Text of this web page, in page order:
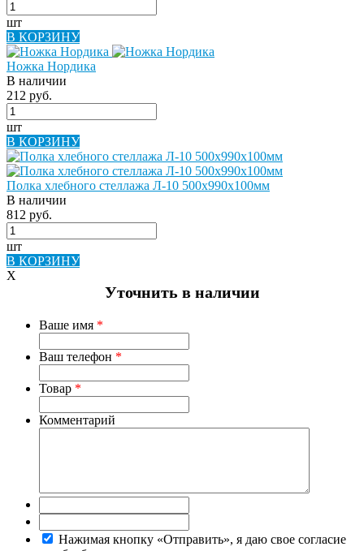
шт
В КОРЗИНУ
Ножка Нордика
В наличии
212 руб.
шт
В КОРЗИНУ
Полка хлебного стеллажа Л-10 500х990х100мм
В наличии
812 руб.
шт
В КОРЗИНУ
X
Уточнить в наличии
Ваше имя *
Ваш телефон *
Товар *
Комментарий
Нажимая кнопку «Отправить», я даю свое согласие